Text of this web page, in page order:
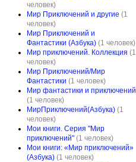
человек)
Мир Приключений и другие (1
человек)
Мир Приключений и
Фантастики (Азбука) (1 человек)
Мир приключений. Коллекция (1
человек)
Мир Приключений/Мир
Фантастики (1 человек)
Мир фантастики и приключений
(1 человек)
МирПриключений(Азбука) (1
человек)
Мои книги. Серия "Мир
приключений" (1 человек)
Мои книги: «Мир приключений»
(Азбука) (1 человек)